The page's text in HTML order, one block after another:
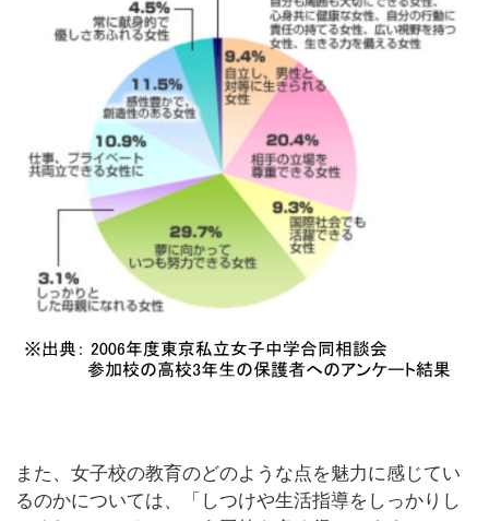
また、女子校の教育のどのような点を魅力に感じてい
るのかについては、「しつけや生活指導をしっかりし